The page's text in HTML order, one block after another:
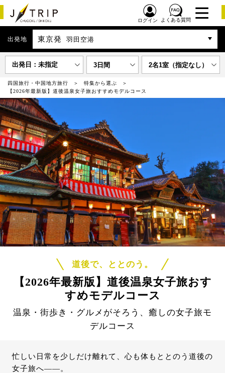
ログイン よくある質問
出発地 東京発 羽田空港
出発日：未指定 3日間 2名1室（指定なし）
四国旅行・中国地方旅行
特集から選ぶ
【2026年最新版】道後温泉女子旅おすすめモデルコース
道後で、ととのう。
【2026年最新版】道後温泉女子旅おす
すめモデルコース
温泉・街歩き・グルメがそろう、癒しの女子旅モ
デルコース
忙しい日常を少しだけ離れて、心も体もととのう道後の
女子旅へ——。